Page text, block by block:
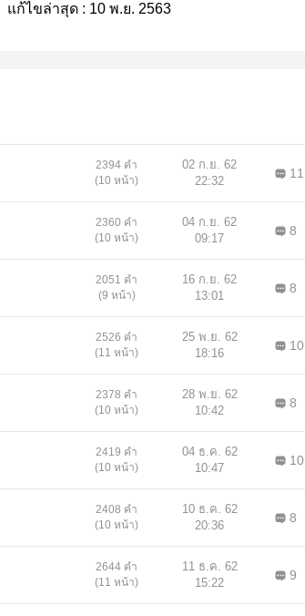
แก้ไขล่าสุด : 10 พ.ย. 2563
2394 คำ
(10 หน้า)
02 ก.ย. 62
22:32
11
2360 คำ
(10 หน้า)
04 ก.ย. 62
09:17
8
2051 คำ
(9 หน้า)
16 ก.ย. 62
13:01
8
2526 คำ
(11 หน้า)
25 พ.ย. 62
18:16
10
2378 คำ
(10 หน้า)
28 พ.ย. 62
10:42
8
2419 คำ
(10 หน้า)
04 ธ.ค. 62
10:47
10
2408 คำ
(10 หน้า)
10 ธ.ค. 62
20:36
8
2644 คำ
(11 หน้า)
11 ธ.ค. 62
15:22
9